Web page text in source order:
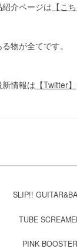
介ページは 【こ
物が全てです。
情報は 【Twitter】
SLIP!!
TUBE
PINK BOOSTER